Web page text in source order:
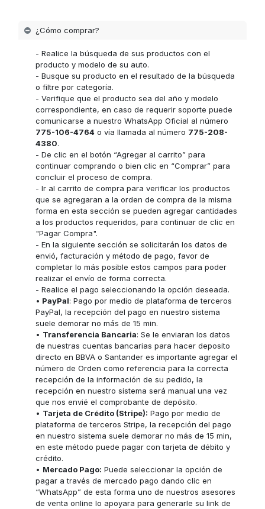
¿Cómo comprar?
- Realice la búsqueda de sus productos con el
producto y modelo de su auto.
- Busque su producto en el resultado de la búsqueda
o filtre por categoría.
- Verifique que el producto sea del año y modelo
correspondiente, en caso de requerir soporte puede
comunicarse a nuestro WhatsApp Oficial al número
775-106-4764 o vía llamada al número 775-208-
4380.
- De clic en el botón “Agregar al carrito” para
continuar comprando o bien clic en “Comprar” para
concluir el proceso de compra.
- Ir al carrito de compra para verificar los productos
que se agregaran a la orden de compra de la misma
forma en esta sección se pueden agregar cantidades
a los productos requeridos, para continuar de clic en
"Pagar Compra".
- En la siguiente sección se solicitarán los datos de
envió, facturación y método de pago, favor de
completar lo más posible estos campos para poder
realizar el envío de forma correcta.
- Realice el pago seleccionando la opción deseada.
• PayPal: Pago por medio de plataforma de terceros
PayPal, la recepción del pago en nuestro sistema
suele demorar no más de 15 min.
• Transferencia Bancaria: Se le enviaran los datos
de nuestras cuentas bancarias para hacer deposito
directo en BBVA o Santander es importante agregar el
número de Orden como referencia para la correcta
recepción de la información de su pedido, la
recepción en nuestro sistema será manual una vez
que nos envié el comprobante de depósito.
• Tarjeta de Crédito (Stripe): Pago por medio de
plataforma de terceros Stripe, la recepción del pago
en nuestro sistema suele demorar no más de 15 min,
en este método puede pagar con tarjeta de débito y
crédito.
• Mercado Pago: Puede seleccionar la opción de
pagar a través de mercado pago dando clic en
“WhatsApp” de esta forma uno de nuestros asesores
de venta online lo apoyara para generarle su link de